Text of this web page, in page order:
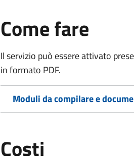
Come fare
Il servizio può essere attivato
in formato PDF.
Moduli da compilare e
Costi